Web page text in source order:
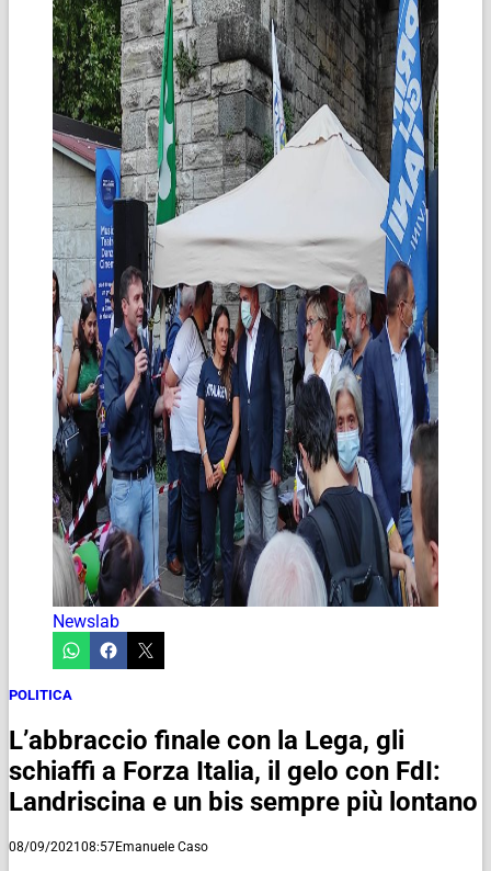
Newslab
POLITICA
L’abbraccio finale con la Lega, gli
schiaffi a Forza Italia, il gelo con FdI:
Landriscina e un bis sempre più lontano
08/09/202108:57Emanuele Caso